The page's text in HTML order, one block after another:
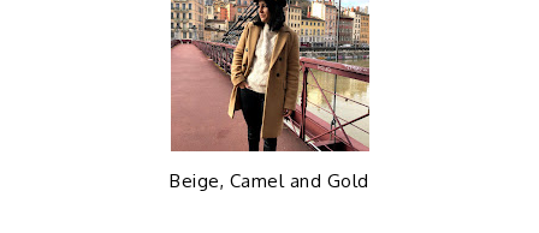
Beige, Camel and Gold